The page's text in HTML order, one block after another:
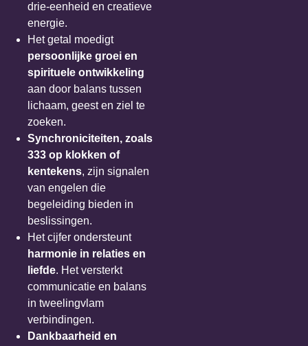
drie-eenheid en creatieve
energie.
Het getal moedigt
persoonlijke groei en
spirituele ontwikkeling
aan door balans tussen
lichaam, geest en ziel te
zoeken.
Synchroniciteiten, zoals
333 op klokken of
kentekens, zijn signalen
van engelen die
begeleiding bieden in
beslissingen.
Het cijfer ondersteunt
harmonie in relaties en
liefde. Het versterkt
communicatie en balans
in tweelingvlam
verbindingen.
Dankbaarheid en